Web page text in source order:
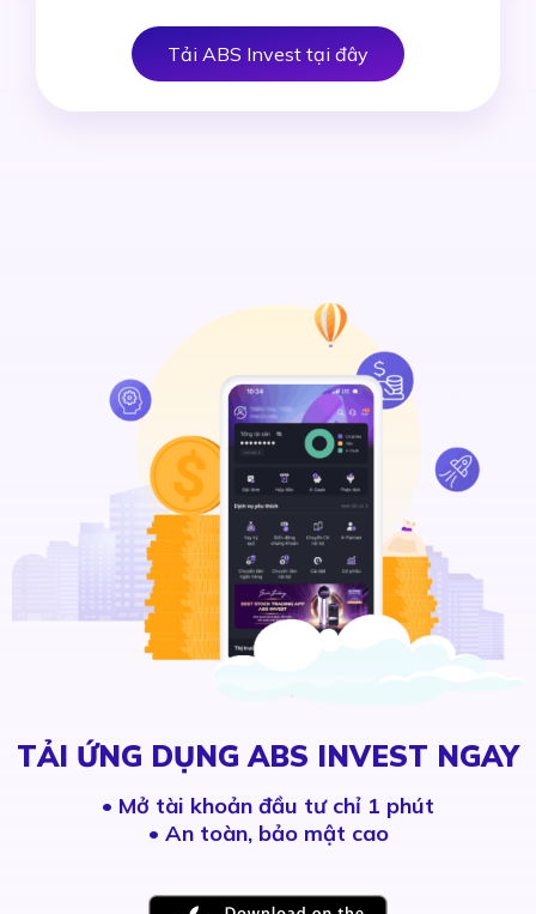
Tải ABS Invest tại đây
TẢI ỨNG DỤNG ABS INVEST NGAY
• Mở tài khoản đầu tư chỉ 1 phút
• An toàn, bảo mật cao